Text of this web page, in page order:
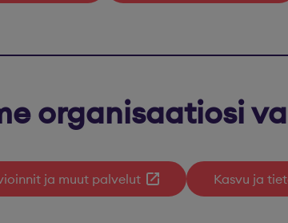
organisaatiosi
ja muut palvelut Kasvu ja